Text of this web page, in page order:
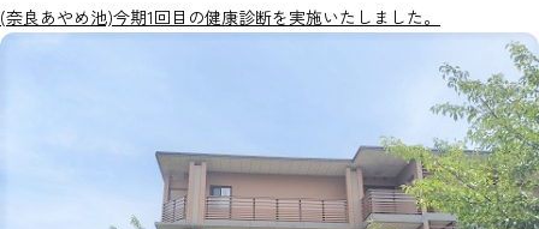
(奈良あやめ池)今期1回目の健康診断を実施いたしました。